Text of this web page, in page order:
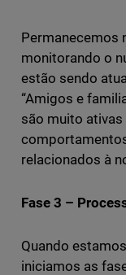
Permanecemos
monitorando o
estão sendo
“Amigos e
são muito
relacionados à
Fase 3 –
Quando
iniciamos as